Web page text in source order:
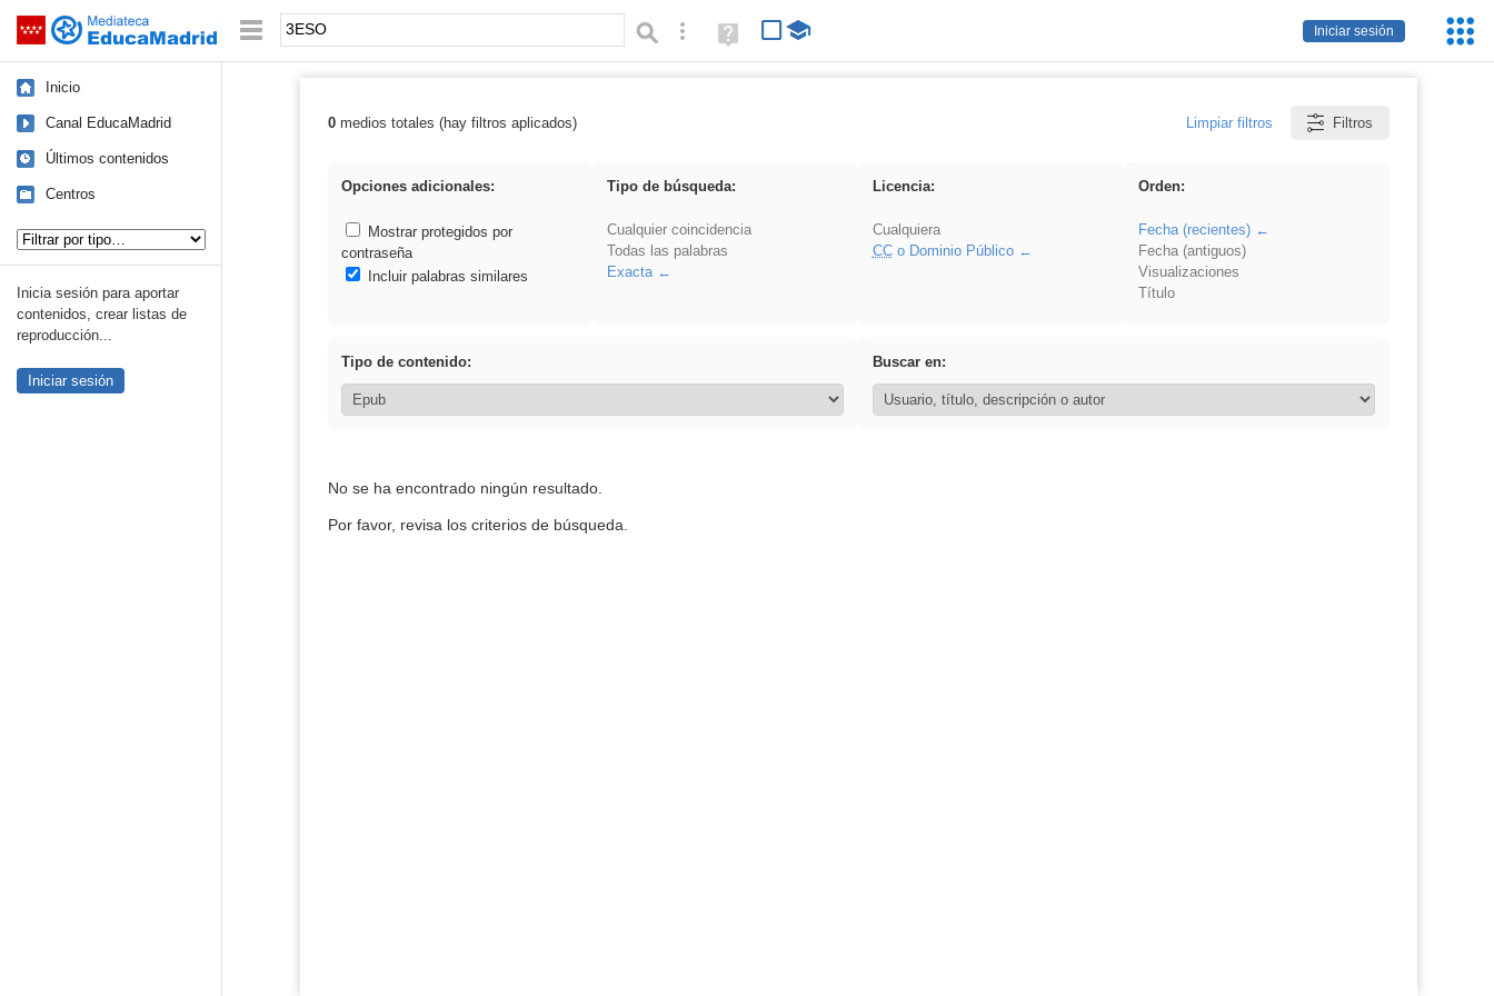
Saltar navegación
Iniciar sesión
Palabra o frase: Búsqueda avanzada
Ayuda
(en
Inicio
Canal EducaMadrid
Últimos contenidos
Centros
Inicia sesión para aportar
contenidos, crear listas de
reproducción...
Iniciar sesión
Resultados de: 3ESO
0medios totales (hay filtros aplicados) Limpiar filtros Filtros
Opciones adicionales:
Mostrar protegidos por
contraseña
Incluir palabras similares
Tipo de búsqueda:
Cualquier coincidencia
Todas las palabras
Exacta
Licencia:
Cualquiera
CCo Dominio Público
Orden:
Fecha (recientes)
Fecha (antiguos)
Visualizaciones
Título
Tipo de contenido: Buscar en:
No se ha encontrado ningún resultado.
Por favor, revisa los criterios de búsqueda.